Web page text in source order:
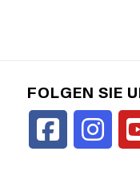
FOLGEN SIE